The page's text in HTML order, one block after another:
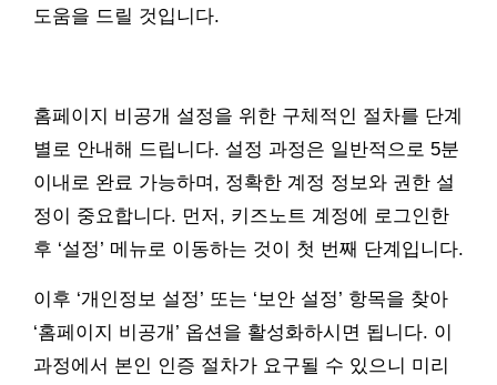
도움을 드릴 것입니다.
홈페이지 비공개 설정을 위한 구체적인 절차를 단계
별로 안내해 드립니다. 설정 과정은 일반적으로 5분
이내로 완료 가능하며, 정확한 계정 정보와 권한 설
정이 중요합니다. 먼저, 키즈노트 계정에 로그인한
후 ‘설정’ 메뉴로 이동하는 것이 첫 번째 단계입니다.
이후 ‘개인정보 설정’ 또는 ‘보안 설정’ 항목을 찾아
‘홈페이지 비공개’ 옵션을 활성화하시면 됩니다. 이
과정에서 본인 인증 절차가 요구될 수 있으니 미리